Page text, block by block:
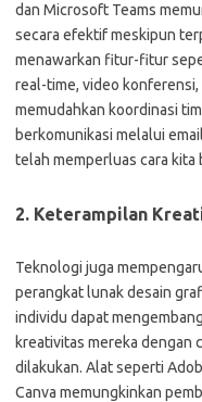
dan Microsoft Teams
secara efektif meskipun
menawarkan fitur-fitur
real-time, video konferensi,
memudahkan koordinasi
berkomunikasi melalui
telah memperluas cara kita
2. Keterampilan
Teknologi juga
perangkat lunak desain
individu dapat
kreativitas mereka dengan
dilakukan. Alat seperti
Canva memungkinkan